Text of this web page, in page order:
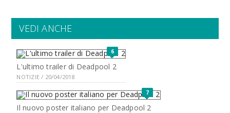
VEDI ANCHE
6
L'ultimo trailer di Deadpool 2
NOTIZIE / 20/04/2018
7
Il nuovo poster italiano per Deadpool 2